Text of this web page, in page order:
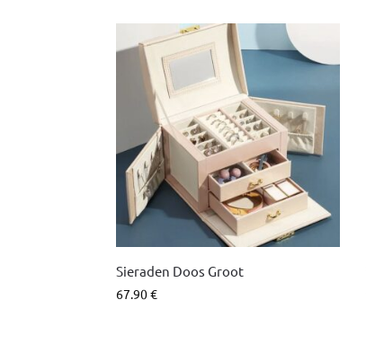
Sieraden Doos Groot
67.90€